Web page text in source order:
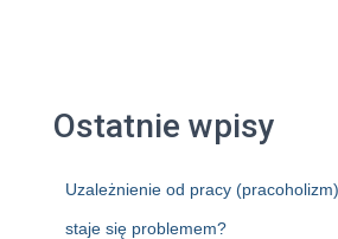
Ostatnie wpisy
Uzależnienie od pracy
staje się problemem?